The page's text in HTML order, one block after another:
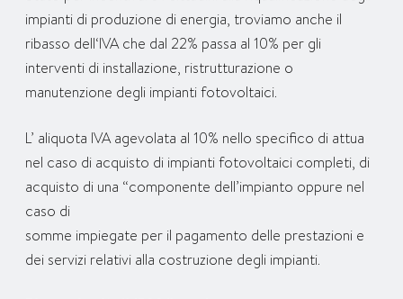
impianti di produzione di energia, troviamo anche il
ribasso dell‘IVA che dal 22% passa al 10% per gli
interventi di installazione, ristrutturazione o
manutenzione degli impianti fotovoltaici.
L’ aliquota IVA agevolata al 10% nello specifico di attua
nel caso di acquisto di impianti fotovoltaici completi, di
acquisto di una “componente dell’impianto oppure nel
caso di
somme impiegate per il pagamento delle prestazioni e
dei servizi relativi alla costruzione degli impianti.